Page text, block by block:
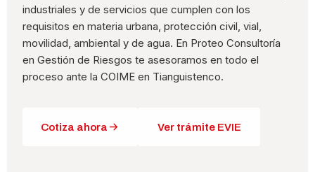
industriales y de servicios que cumplen con los
requisitos en materia urbana, protección civil, vial,
movilidad, ambiental y de agua. En Proteo Consultoría
en Gestión de Riesgos te asesoramos en todo el
proceso ante la COIME en Tianguistenco.
Cotiza ahora Ver trámite EVIE